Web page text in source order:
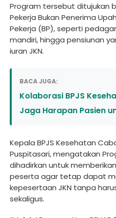
Program tersebut ditujukan
Pekerja Bukan Penerima
Pekerja (BP), seperti
mandiri, hingga pensiunan
iuran JKN.
BACA JUGA:
Kolaborasi BPJS
Jaga Harapan Pasien
Kepala BPJS Kesehatan
Puspitasari, mengatakan
dihadirkan untuk
peserta agar tetap dapat
kepesertaan JKN tanpa
sekaligus.